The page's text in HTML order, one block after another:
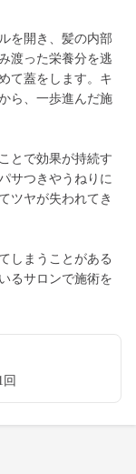
を開き、髪の内部
渡った栄養分を逃
て蓋をします。キ
ら、一歩進んだ施
とで効果が持続す
サつきやうねりに
ツヤが失われてき
しまうことがある
るサロンで施術を